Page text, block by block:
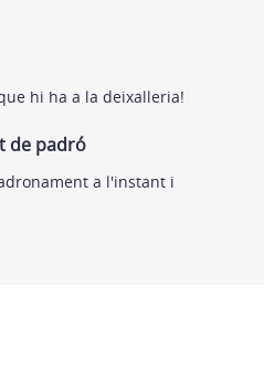
hi ha a la deixalleria!
de padró
a l'instant i